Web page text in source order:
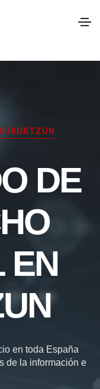
IRURTZUN
DE
EN
en toda España
de la información e